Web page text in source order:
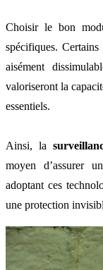
Choisir le bon
spécifiques.
aisément
valoriseront la
essentiels.
Ainsi, la
moyen d’assurer
adoptant ces
une protection